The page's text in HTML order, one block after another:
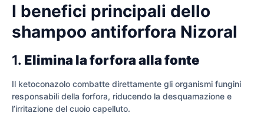
I benefici principali dello
shampoo antiforfora Nizoral
1. Elimina la forfora alla fonte
Il ketoconazolo combatte direttamente gli organismi fungini
responsabili della forfora, riducendo la desquamazione e
l’irritazione del cuoio capelluto.